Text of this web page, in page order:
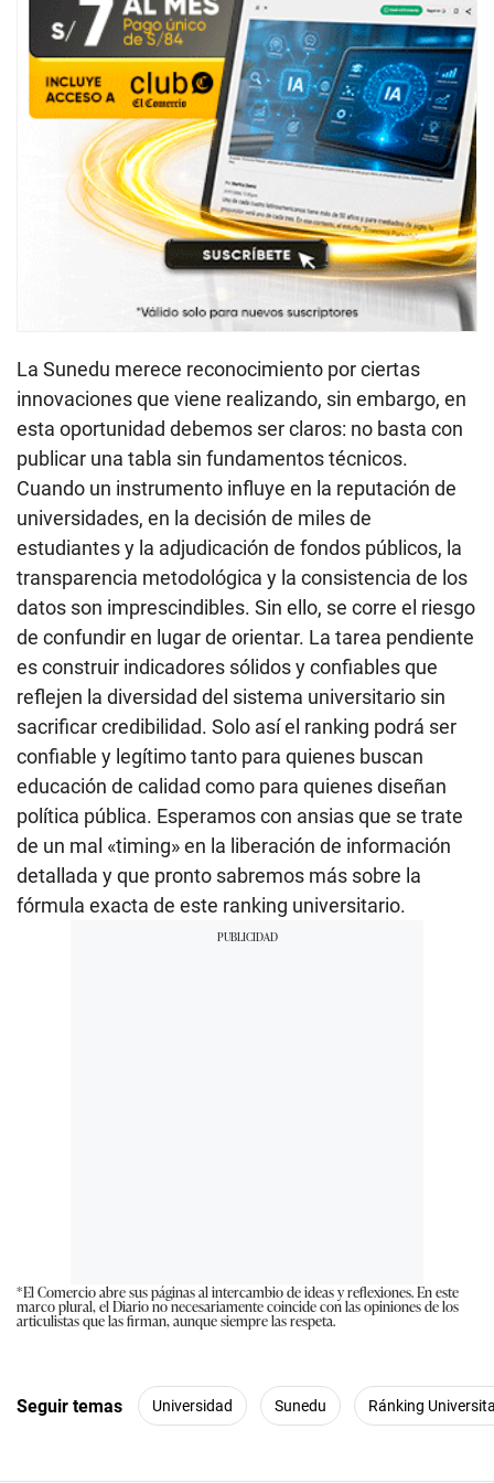
La Sunedu merece reconocimiento por ciertas
innovaciones que viene realizando, sin embargo, en
esta oportunidad debemos ser claros: no basta con
publicar una tabla sin fundamentos técnicos.
Cuando un instrumento influye en la reputación de
universidades, en la decisión de miles de
estudiantes y la adjudicación de fondos públicos, la
transparencia metodológica y la consistencia de los
datos son imprescindibles. Sin ello, se corre el riesgo
de confundir en lugar de orientar. La tarea pendiente
es construir indicadores sólidos y confiables que
reflejen la diversidad del sistema universitario sin
sacrificar credibilidad. Solo así el ranking podrá ser
confiable y legítimo tanto para quienes buscan
educación de calidad como para quienes diseñan
política pública. Esperamos con ansias que se trate
de un mal «timing» en la liberación de información
detallada y que pronto sabremos más sobre la
fórmula exacta de este ranking universitario.
*El Comercio abre sus páginas al intercambio de ideas y reflexiones. En este
marco plural, el Diario no necesariamente coincide con las opiniones de los
articulistas que las firman, aunque siempre las respeta.
Seguir temas Universidad Sunedu Ránking